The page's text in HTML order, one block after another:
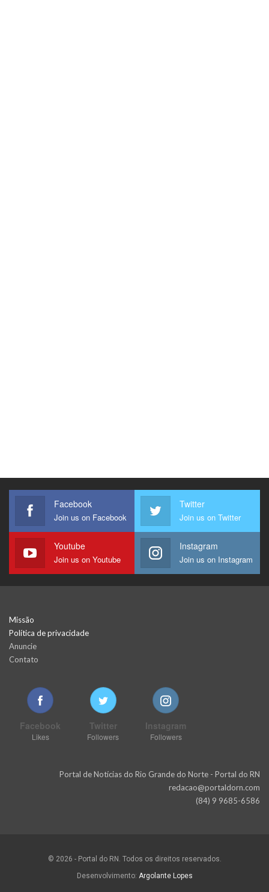
Facebook
Join us on Facebook
Twitter
Join us on Twitter
Youtube
Join us on Youtube
Instagram
Join us on Instagram
Missão
Política de privacidade
Anuncie
Contato
Facebook
Likes
Twitter
Followers
Instagram
Followers
Portal de Notícias do Rio Grande do Norte - Portal do RN
redacao@portaldorn.com
(84) 9 9685-6586
© 2026 - Portal do RN. Todos os direitos reservados.
Desenvolvimento: Argolante Lopes